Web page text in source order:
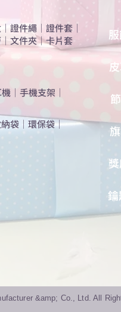
｜ 證件繩 ｜ 證件套 ｜
｜ 文件夾｜卡片套
｜ 手機支架 ｜
袋 ｜ 環保袋｜
&amp; Co., Ltd. All